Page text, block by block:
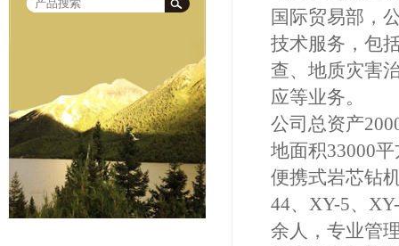
国际贸易部，
技术服务，包
查、地质灾害
应等业务。
公司总资产
地面积33000
便携式岩芯钻
44、XY-5、
余人，专业管